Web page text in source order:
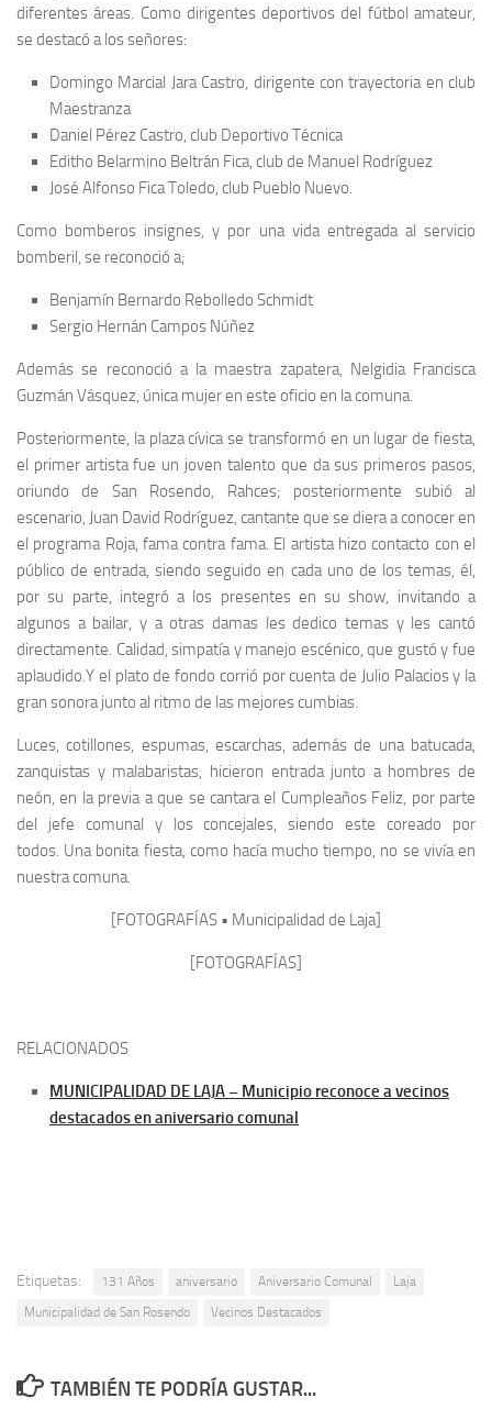
diferentes áreas. Como dirigentes deportivos del fútbol amateur,
se destacó a los señores:
Domingo Marcial Jara Castro, dirigente con trayectoria en club
Maestranza
Daniel Pérez Castro, club Deportivo Técnica
Editho Belarmino Beltrán Fica, club de Manuel Rodríguez
José Alfonso Fica Toledo, club Pueblo Nuevo.
Como bomberos insignes, y por una vida entregada al servicio
bomberil, se reconoció a;
Benjamín Bernardo Rebolledo Schmidt
Sergio Hernán Campos Núñez
Además se reconoció a la maestra zapatera, Nelgidia Francisca
Guzmán Vásquez, única mujer en este oficio en la comuna.
Posteriormente, la plaza cívica se transformó en un lugar de fiesta,
el primer artista fue un joven talento que da sus primeros pasos,
oriundo de San Rosendo, Rahces; posteriormente subió al
escenario, Juan David Rodríguez, cantante que se diera a conocer en
el programa Roja, fama contra fama. El artista hizo contacto con el
público de entrada, siendo seguido en cada uno de los temas, él,
por su parte, integró a los presentes en su show, invitando a
algunos a bailar, y a otras damas les dedico temas y les cantó
directamente. Calidad, simpatía y manejo escénico, que gustó y fue
aplaudido.Y el plato de fondo corrió por cuenta de Julio Palacios y la
gran sonora junto al ritmo de las mejores cumbias.
Luces, cotillones, espumas, escarchas, además de una batucada,
zanquistas y malabaristas, hicieron entrada junto a hombres de
neón, en la previa a que se cantara el Cumpleaños Feliz, por parte
del jefe comunal y los concejales, siendo este coreado por
todos. Una bonita fiesta, como hacía mucho tiempo, no se vivía en
nuestra comuna.
[FOTOGRAFÍAS • Municipalidad de Laja]
[FOTOGRAFÍAS]
RELACIONADOS
MUNICIPALIDAD DE LAJA – Municipio reconoce a vecinos
destacados en aniversario comunal
Etiquetas: 131 Años aniversario Aniversario Comunal
Laja
Municipalidad de San Rosendo
Vecinos Destacados
TAMBIÉN TE PODRÍA GUSTAR...